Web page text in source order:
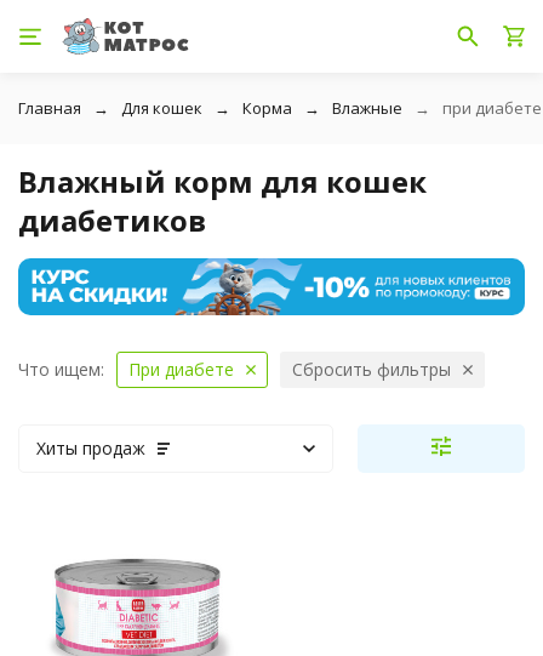
Главная Для кошек Корма Влажные при диабете
Влажный корм для кошек
диабетиков
Что ищем: При диабете Сбросить фильтры
Хиты продаж